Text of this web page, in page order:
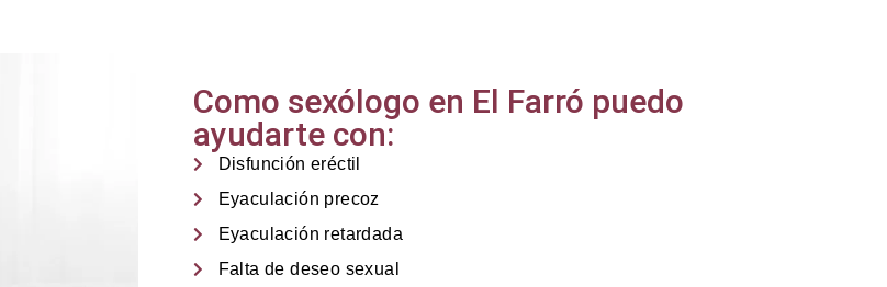
Como sexólogo en El Farró puedo
ayudarte con:
Disfunción eréctil
Eyaculación precoz
Eyaculación retardada
Falta de deseo sexual